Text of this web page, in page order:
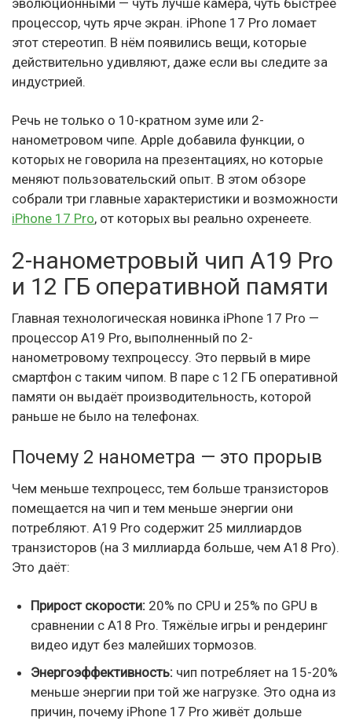
эволюционными — чуть лучше камера, чуть быстрее
процессор, чуть ярче экран. iPhone 17 Pro ломает
этот стереотип. В нём появились вещи, которые
действительно удивляют, даже если вы следите за
индустрией.
Речь не только о 10-кратном зуме или 2-
нанометровом чипе. Apple добавила функции, о
которых не говорила на презентациях, но которые
меняют пользовательский опыт. В этом обзоре
собрали три главные характеристики и возможности
iPhone 17 Pro, от которых вы реально охренеете.
2-нанометровый чип A19 Pro
и 12 ГБ оперативной памяти
Главная технологическая новинка iPhone 17 Pro —
процессор A19 Pro, выполненный по 2-
нанометровому техпроцессу. Это первый в мире
смартфон с таким чипом. В паре с 12 ГБ оперативной
памяти он выдаёт производительность, которой
раньше не было на телефонах.
Почему 2 нанометра — это прорыв
Чем меньше техпроцесс, тем больше транзисторов
помещается на чип и тем меньше энергии они
потребляют. A19 Pro содержит 25 миллиардов
транзисторов (на 3 миллиарда больше, чем A18 Pro).
Это даёт:
Прирост скорости: 20% по CPU и 25% по GPU в
сравнении с A18 Pro. Тяжёлые игры и рендеринг
видео идут без малейших тормозов.
Энергоэффективность: чип потребляет на 15-20%
меньше энергии при той же нагрузке. Это одна из
причин, почему iPhone 17 Pro живёт дольше